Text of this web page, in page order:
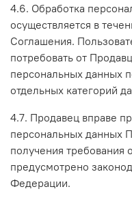
4.6. Обработка
осуществляется в
Соглашения.
потребовать от
персональных данных
отдельных категорий
4.7. Продавец вправе
персональных данных
получения требования
предусмотрено
Федерации.